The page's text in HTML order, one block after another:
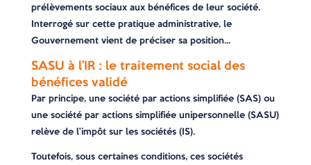
prélèvements sociaux aux bénéfices de leur société.
Interrogé sur cette pratique administrative, le
Gouvernement vient de préciser sa position…
SASU à l’IR : le traitement social des
bénéfices validé
Par principe, une société par actions simplifiée (SAS) ou
une société par actions simplifiée unipersonnelle (SASU)
relève de l’impôt sur les sociétés (IS).
Toutefois, sous certaines conditions, ces sociétés